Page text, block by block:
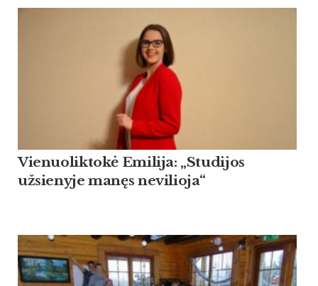
Vienuoliktokė Emilija: „Studijos
užsienyje manęs nevilioja“